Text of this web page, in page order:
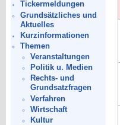
Tickermeldungen
Grundsätzliches und
Aktuelles
Kurzinformationen
Themen
Veranstaltungen
Politik u. Medien
Rechts- und
Grundsatzfragen
Verfahren
Wirtschaft
Kultur